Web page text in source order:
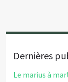
Dernières
Le marius à